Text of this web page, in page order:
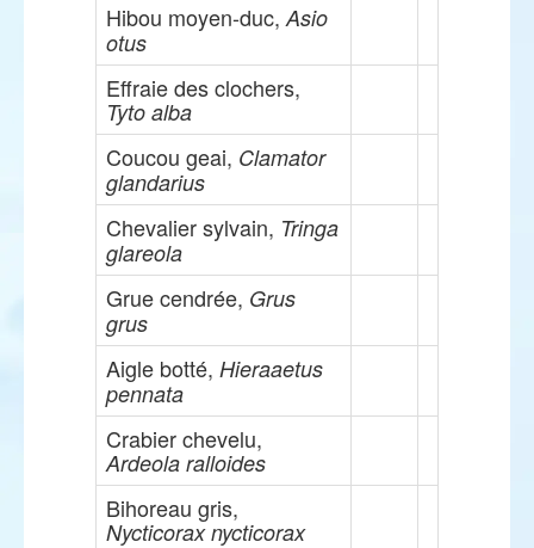
Hibou moyen-duc, Asio
otus
Effraie des clochers,
Tyto alba
Coucou geai, Clamator
glandarius
Chevalier sylvain, Tringa
glareola
Grue cendrée, Grus
grus
Aigle botté, Hieraaetus
pennata
Crabier chevelu,
Ardeola ralloides
Bihoreau gris,
Nycticorax nycticorax